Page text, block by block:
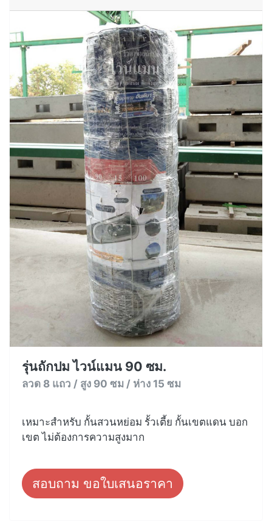
รุ่นถักปม ไวน์แมน 90 ซม.
ลวด 8 แถว / สูง 90 ซม / ห่าง 15 ซม
เหมาะสำหรับ กั้นสวนหย่อม รั้วเตี้ย กั้นเขตแดน บอก
เขต ไม่ต้องการความสูงมาก
สอบถาม ขอใบเสนอราคา